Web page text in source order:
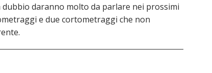
daranno molto da parlare nei prossimi
e due cortometraggi che non